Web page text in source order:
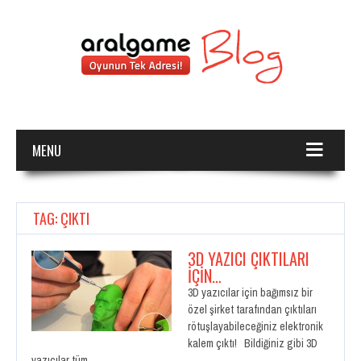
MENU
TAG: ÇIKTI
3D YAZICI ÇIKTILARI
İÇIN…
3D yazıcılar için bağımsız bir
özel şirket tarafından çıktıları
rötuşlayabileceğiniz elektronik
kalem çıktı! Bildiğiniz gibi 3D